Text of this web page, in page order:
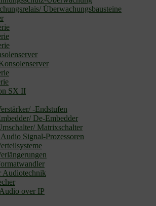
Überwachungsbausteine
SX II
-Endstufen
De-Embedder
Matrixschalter
Signal-Prozessoren
Audiotechnik
over IP